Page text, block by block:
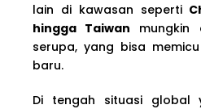
lain di kawasan seperti
hingga Taiwan mungkin
serupa, yang bisa
baru.
Di tengah situasi global